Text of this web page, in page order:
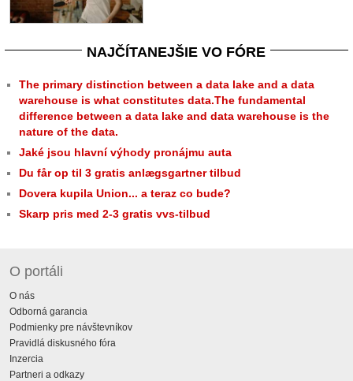
NAJČÍTANEJŠIE VO FÓRE
The primary distinction between a data lake and a data
warehouse is what constitutes data.The fundamental
difference between a data lake and data warehouse is the
nature of the data.
Jaké jsou hlavní výhody pronájmu auta
Du får op til 3 gratis anlægsgartner tilbud
Dovera kupila Union... a teraz co bude?
Skarp pris med 2-3 gratis vvs-tilbud
O portáli
O nás
Odborná garancia
Podmienky pre návštevníkov
Pravidlá diskusného fóra
Inzercia
Partneri a odkazy